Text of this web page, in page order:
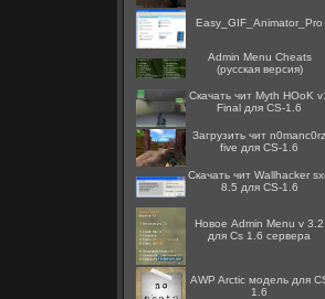
Easy_GIF_Animator_Pro
Admin Menu Cheats
(русская версия)
Скачать чит Myth HОоK
Final для CS-1.6
Загрузить чит n0manc0rz
five для CS-1.6
Скачать чит Wallhacker
8.5 для CS-1.6
Новое Admin Menu v 3.2
для Cs 1.6 сервера
AWP Arctic модель для
1.6